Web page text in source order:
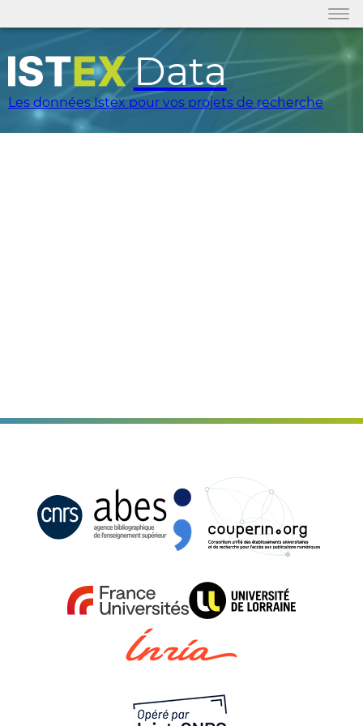
Data
Les données Istex pour vos projets de recherche